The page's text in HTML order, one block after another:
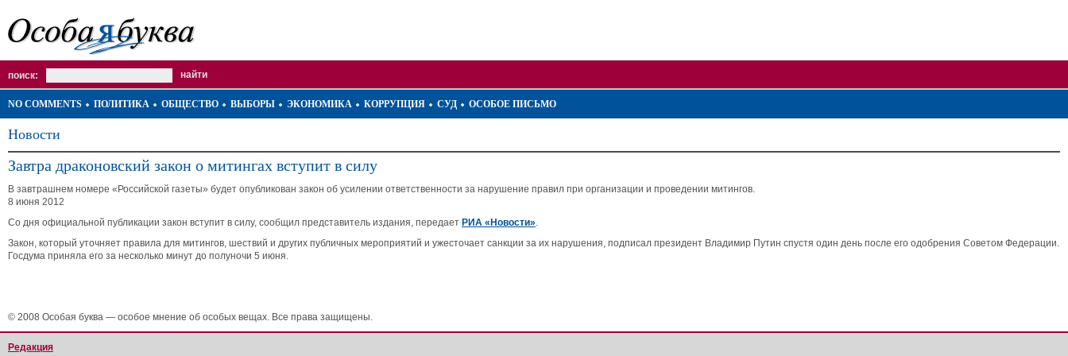
поиск:
NO COMMENTS ПОЛИТИКА ОБЩЕСТВО ВЫБОРЫ ЭКОНОМИКА КОРРУПЦИЯ СУД ОСОБОЕ ПИСЬМО
Новости
Завтра драконовский закон о митингах вступит в силу
В завтрашнем номере «Российской газеты» будет опубликован закон об усилении ответственности за нарушение правил при организации и проведении митингов.
8 июня 2012
Со дня официальной публикации закон вступит в силу, сообщил представитель издания, передает РИА «Новости».
Закон, который уточняет правила для митингов, шествий и других публичных мероприятий и ужесточает санкции за их нарушения, подписал президент Владимир Путин спустя один день после его одобрения Советом Федерации.
Госдума приняла его за несколько минут до полуночи 5 июня.
© 2008 Особая буква — особое мнение об особых вещах. Все права защищены.
Редакция